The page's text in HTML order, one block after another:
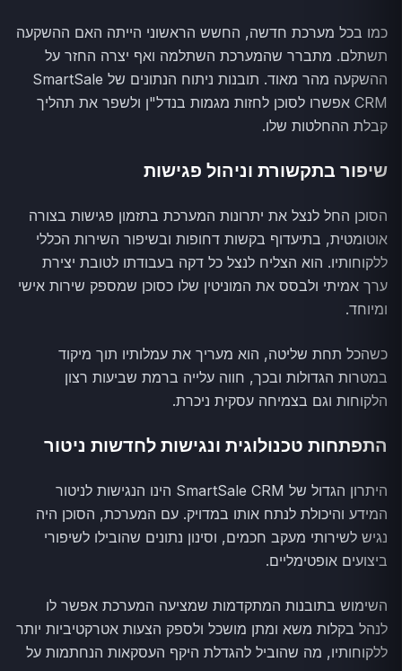
כמו בכל מערכת חדשה, החשש הראשוני הייתה האם ההשקעה
תשתלם. מתברר שהמערכת השתלמה ואף יצרה החזר על
ההשקעה מהר מאוד. תובנות ניתוח הנתונים של SmartSale
CRM אפשרו לסוכן לחזות מגמות בנדל"ן ולשפר את תהליך
קבלת ההחלטות שלו.
שיפור בתקשורת וניהול פגישות
הסוכן החל לנצל את יתרונות המערכת בתזמון פגישות בצורה
אוטומטית, בתיעדוף בקשות דחופות ובשיפור השירות הכללי
ללקוחותיו. הוא הצליח לנצל כל דקה בעבודתו לטובת יצירת
ערך אמיתי ולבסס את המוניטין שלו כסוכן שמספק שירות אישי
ומיוחד.
כשהכל תחת שליטה, הוא מעריך את עמלותיו תוך מיקוד
במטרות הגדולות ובכך, חווה עלייה ברמת שביעות רצון
הלקוחות וגם בצמיחה עסקית ניכרת.
התפתחות טכנולוגית ונגישות לחדשות ניטור
היתרון הגדול של SmartSale CRM הינו הנגישות לניטור
המידע והיכולת לנתח אותו במדויק. עם המערכת, הסוכן היה
נגיש לשירותי מעקב חכמים, וסינון נתונים שהובילו לשיפורי
ביצועים אופטימליים.
השימוש בתובנות המתקדמות שמציעה המערכת אפשר לו
לנהל בקלות משא ומתן מושכל ולספק הצעות אטרקטיביות יותר
ללקוחותיו, מה שהוביל להגדלת היקף העסקאות הנחתמות על